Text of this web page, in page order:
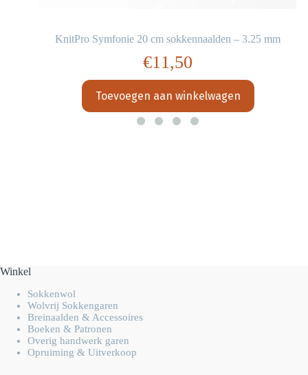
KnitPro Symfonie 20 cm sokkennaalden – 3.25 mm
€11,50
Toevoegen aan winkelwagen
Winkel
Sokkenwol
Wolvrij Sokkengaren
Breinaalden & Accessoires
Boeken & Patronen
Overig handwerk garen
Opruiming & Uitverkoop